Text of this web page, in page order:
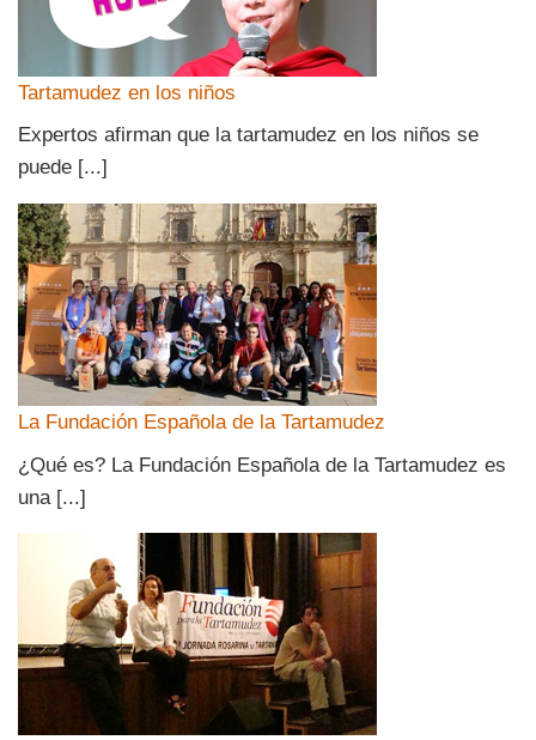
Tartamudez en los niños
Expertos afirman que la tartamudez en los niños se
puede [...]
La Fundación Española de la Tartamudez
¿Qué es? La Fundación Española de la Tartamudez es
una [...]